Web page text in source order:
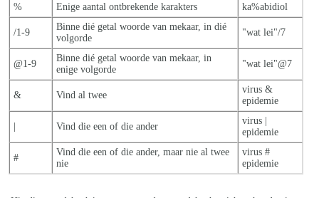
%
Enige aantal ontbrekende karakters ka%abidiol
/1-9
Binne dié getal woorde van mekaar, in dié
volgorde
"wat lei"/7
@1-9
Binne dié getal woorde van mekaar, in
enige volgorde
"wat lei"@7
& Vind al twee
virus &
epidemie
Vind die een of die ander
virus |
epidemie
#
Vind die een of die ander, maar nie al twee
nie
virus #
epidemie